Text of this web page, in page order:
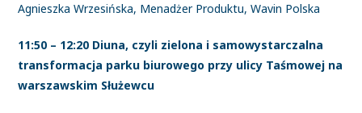
Agnieszka Wrzesińska, Menadżer Produktu, Wavin Polska
11:50 – 12:20 Diuna, czyli zielona i samowystarczalna
transformacja parku biurowego przy ulicy Taśmowej na
warszawskim Służewcu